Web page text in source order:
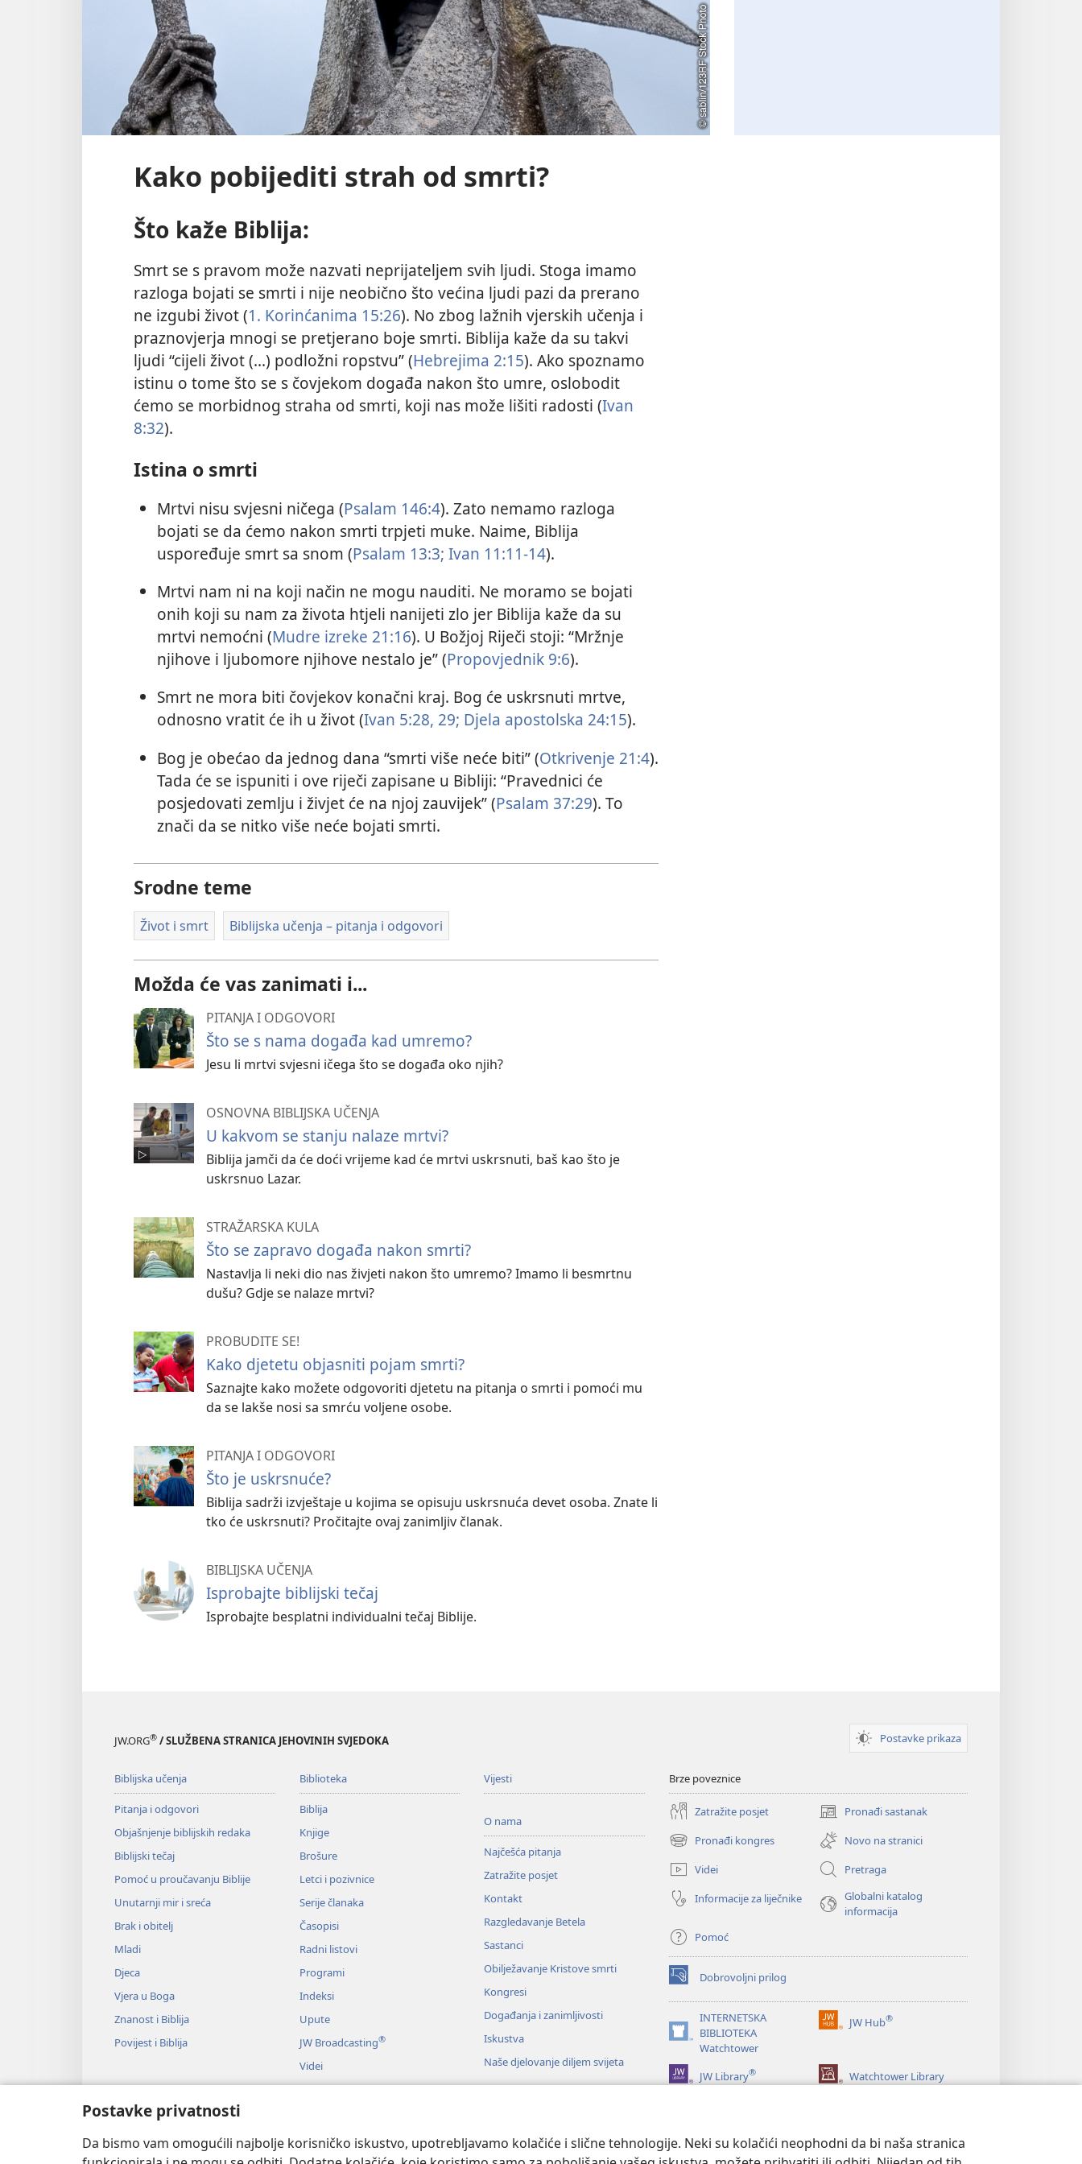
Postavke privatnosti
Da bismo vam omogućili najbolje korisničko iskustvo, upotrebljavamo kolačiće i slične tehnologije. Neki su kolačići neophodni da bi naša stranica
Kako pobijediti strah od smrti?
Što kaže Biblija:
Smrt se s pravom može nazvati neprijateljem svih ljudi. Stoga imamo
razloga bojati se smrti i nije neobično što većina ljudi pazi da prerano
ne izgubi život (1. Korinćanima 15:26). No zbog lažnih vjerskih učenja i
praznovjerja mnogi se pretjerano boje smrti. Biblija kaže da su takvi
ljudi “cijeli život (...) podložni ropstvu” (Hebrejima 2:15). Ako spoznamo
istinu o tome što se s čovjekom događa nakon što umre, oslobodit
ćemo se morbidnog straha od smrti, koji nas može lišiti radosti (Ivan
8:32).
Istina o smrti
Mrtvi nisu svjesni ničega (Psalam 146:4). Zato nemamo razloga
bojati se da ćemo nakon smrti trpjeti muke. Naime, Biblija
uspoređuje smrt sa snom (Psalam 13:3; Ivan 11:11-14).
Mrtvi nam ni na koji način ne mogu nauditi. Ne moramo se bojati
onih koji su nam za života htjeli nanijeti zlo jer Biblija kaže da su
mrtvi nemoćni (Mudre izreke 21:16). U Božjoj Riječi stoji: “Mržnje
njihove i ljubomore njihove nestalo je” (Propovjednik 9:6).
Smrt ne mora biti čovjekov konačni kraj. Bog će uskrsnuti mrtve,
odnosno vratit će ih u život (Ivan 5:28, 29; Djela apostolska 24:15).
Bog je obećao da jednog dana “smrti više neće biti” (Otkrivenje 21:4).
Tada će se ispuniti i ove riječi zapisane u Bibliji: “Pravednici će
posjedovati zemlju i živjet će na njoj zauvijek” (Psalam 37:29). To
znači da se nitko više neće bojati smrti.
Srodne teme
Život i smrt Biblijska učenja – pitanja i odgovori
Možda će vas zanimati i...
PITANJA I ODGOVORI
Što se s nama događa kad umremo?
Jesu li mrtvi svjesni ičega što se događa oko njih?
OSNOVNA BIBLIJSKA UČENJA
U kakvom se stanju nalaze mrtvi?
Biblija jamči da će doći vrijeme kad će mrtvi uskrsnuti, baš kao što je
uskrsnuo Lazar.
STRAŽARSKA KULA
Što se zapravo događa nakon smrti?
Nastavlja li neki dio nas živjeti nakon što umremo? Imamo li besmrtnu
dušu? Gdje se nalaze mrtvi?
PROBUDITE SE!
Kako djetetu objasniti pojam smrti?
Saznajte kako možete odgovoriti djetetu na pitanja o smrti i pomoći mu
da se lakše nosi sa smrću voljene osobe.
PITANJA I ODGOVORI
Što je uskrsnuće?
Biblija sadrži izvještaje u kojima se opisuju uskrsnuća devet osoba. Znate li
tko će uskrsnuti? Pročitajte ovaj zanimljiv članak.
BIBLIJSKA UČENJA
Isprobajte biblijski tečaj
Isprobajte besplatni individualni tečaj Biblije.
JW.ORG® / SLUŽBENA STRANICA JEHOVINIH SVJEDOKA Postavke prikaza
Biblijska učenja
Pitanja i odgovori
Objašnjenje biblijskih redaka
Biblijski tečaj
Pomoć u proučavanju Biblije
Unutarnji mir i sreća
Brak i obitelj
Mladi
Djeca
Vjera u Boga
Znanost i Biblija
Povijest i Biblija
Biblioteka
Biblija
Knjige
Brošure
Letci i pozivnice
Serije članaka
Časopisi
Radni listovi
Programi
Indeksi
Upute
JW Broadcasting®
Videi
Glazba
Dramsko čitanje Biblije
Vijesti
O nama
Najčešća pitanja
Zatražite posjet
Kontakt
Razgledavanje Betela
Sastanci
Obilježavanje Kristove smrti
Kongresi
Događanja i zanimljivosti
Iskustva
Naše djelovanje diljem svijeta
Brze poveznice
Zatražite posjet Pronađi sastanak
(otvara
se
novi
prozor)
Pronađi kongres
(otvara
se
novi
prozor)
Novo na stranici
Videi
Pretraga
Informacije za liječnike
Globalni katalog
informacija
Pomoć
Dobrovoljni prilog
(otvara
se
prozor)
INTERNETSKA
BIBLIOTEKA
Watchtower
(otvara
novi
prozor)
JW Hub®
(otvara
prozor)
JW Library® Watchtower Library